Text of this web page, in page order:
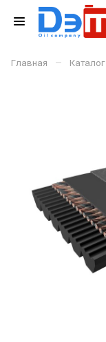
Главная – Каталог